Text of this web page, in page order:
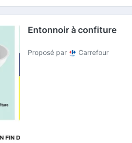
Entonnoir à confiture
Proposé par Carrefour